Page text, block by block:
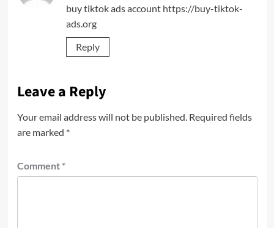
buy tiktok ads account https://buy-tiktok-
ads.org
Reply
Leave a Reply
Your email address will not be published. Required fields
are marked *
Comment *